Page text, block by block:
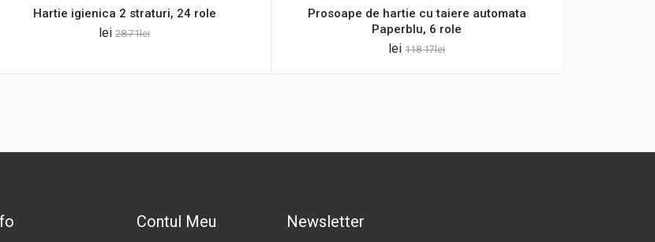
Hartie igienica 2 straturi, 24 role
lei 28.71lei
Prosoape de hartie cu taiere automata
Paperblu, 6 role
lei 118.17lei
Contul Meu Newsletter